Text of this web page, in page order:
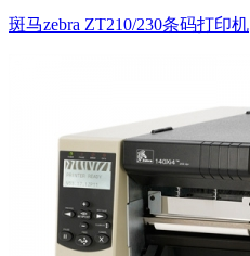
斑马zebra ZT210/230条码打印机